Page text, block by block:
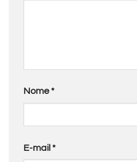
Nome*
E-mail*